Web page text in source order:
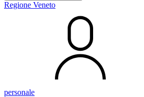
Regione Veneto
personale